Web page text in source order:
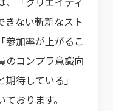
きない斬新なスト
参加率が上がるこ
のコンプラ意識向
待している」
おります。